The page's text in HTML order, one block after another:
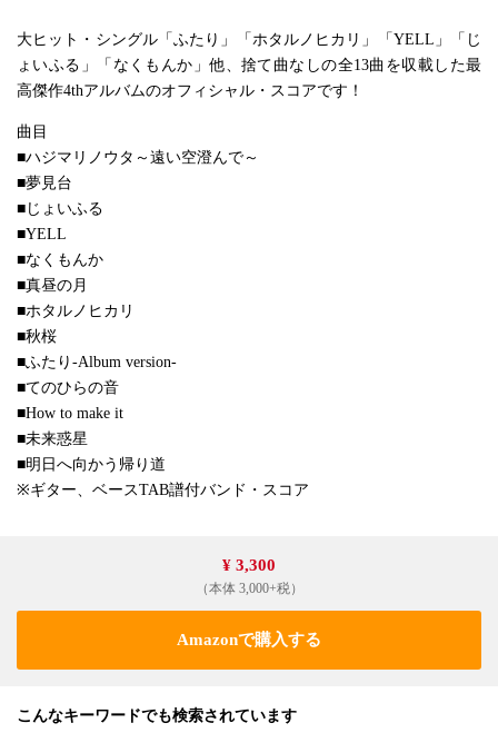
大ヒット・シングル「ふたり」「ホタルノヒカリ」「YELL」「じ
ょいふる」「なくもんか」他、捨て曲なしの全13曲を収載した最
高傑作4thアルバムのオフィシャル・スコアです！
曲目
■ハジマリノウタ～遠い空澄んで～
■夢見台
■じょいふる
■YELL
■なくもんか
■真昼の月
■ホタルノヒカリ
■秋桜
■ふたり-Album version-
■てのひらの音
■How to make it
■未来惑星
■明日へ向かう帰り道
※ギター、ベースTAB譜付バンド・スコア
¥ 3,300
（本体 3,000+税）
Amazonで購入する
こんなキーワードでも検索されています